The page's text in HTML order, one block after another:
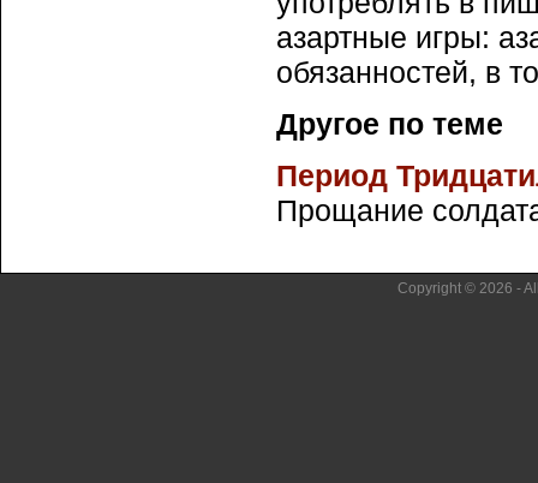
азартные игры:
обязанностей, в
Другое по теме
Период
Прощание
Copyright © 2026 -